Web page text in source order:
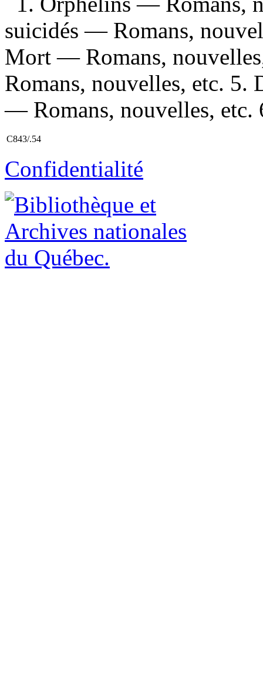
suicidés — Romans,
Mort — Romans,
Romans, nouvelles, etc. 5.
— Romans, nouvelles, etc.
C843/.54
Confidentialité